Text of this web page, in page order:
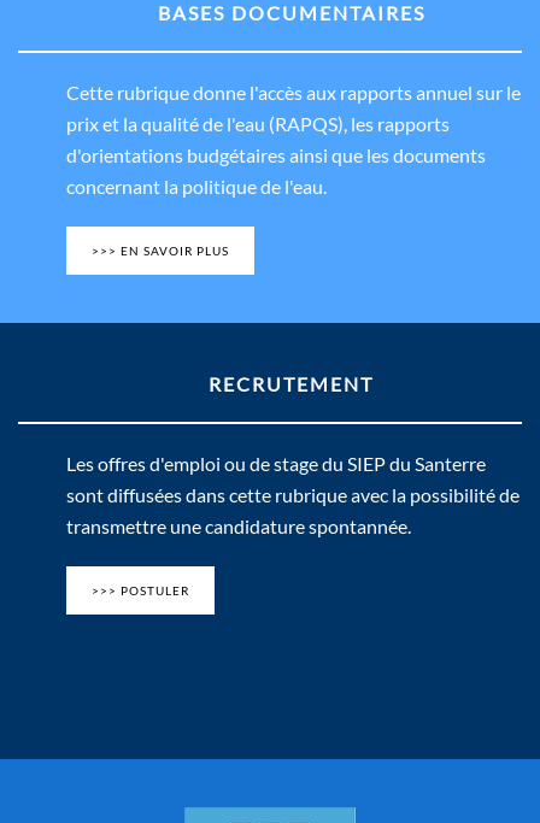
BASES DOCUMENTAIRES
Cette rubrique donne l'accès aux rapports annuel sur le
prix et la qualité de l'eau (RAPQS), les rapports
d'orientations budgétaires ainsi que les documents
concernant la politique de l'eau.
>>> EN SAVOIR PLUS
RECRUTEMENT
Les offres d'emploi ou de stage du SIEP du Santerre
sont diffusées dans cette rubrique avec la possibilité de
transmettre une candidature spontannée.
>>> POSTULER